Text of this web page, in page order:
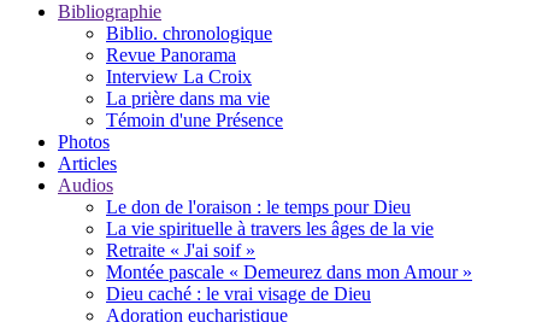
Bibliographie
Biblio. chronologique
Revue Panorama
Interview La Croix
La prière dans ma vie
Témoin d'une Présence
Photos
Articles
Audios
Le don de l'oraison : le temps pour Dieu
La vie spirituelle à travers les âges de la vie
Retraite « J'ai soif »
Montée pascale « Demeurez dans mon Amour »
Dieu caché : le vrai visage de Dieu
Adoration eucharistique